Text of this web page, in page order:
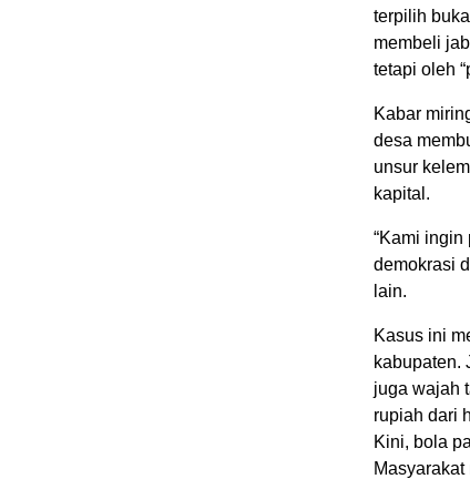
terpilih
membeli
tetapi oleh
Kabar
desa
unsur
kapital.
“Kami ingin
demokrasi
lain.
Kasus ini
kabupaten.
juga wajah
rupiah dari
Kini, bola